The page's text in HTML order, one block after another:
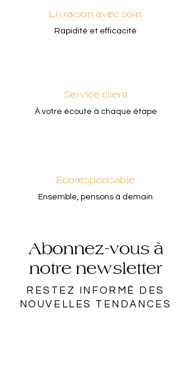
Livraison avec soin
Rapidité et efficacité
Service client
À votre écoute à chaque étape
Ecoresponsable
Ensemble, pensons à demain
Abonnez-vous à
notre newsletter
RESTEZ INFORMÉ DES
NOUVELLES TENDANCES